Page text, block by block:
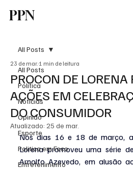
PPN
All Posts
Política
Notícias
Opinião
Esporte
Politica em Foco
Entretenimento
All Posts
PROCON DE LORENA
AÇÕES EM
DO CONSUMIDOR
23 de mar. 1 min de leitura
Atualizado: 25 de mar.
Nos dias 16 e 18 de março,
Lorena promoveu uma série
Arnolfo Azevedo, em alusão